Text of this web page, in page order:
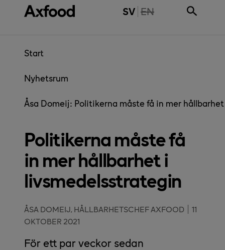
Gå direkt till innehåll SV THE PAGE IS NOT
EN
Start
Nyhetsrum
Åsa Domeij: Politikerna måste få in mer
Politikerna måste få
in mer hållbarhet i
livsmedelsstrategin
ÅSA DOMEIJ, HÅLLBARHETSCHEF AXFOOD
11
OKTOBER 2021
För ett par veckor sedan